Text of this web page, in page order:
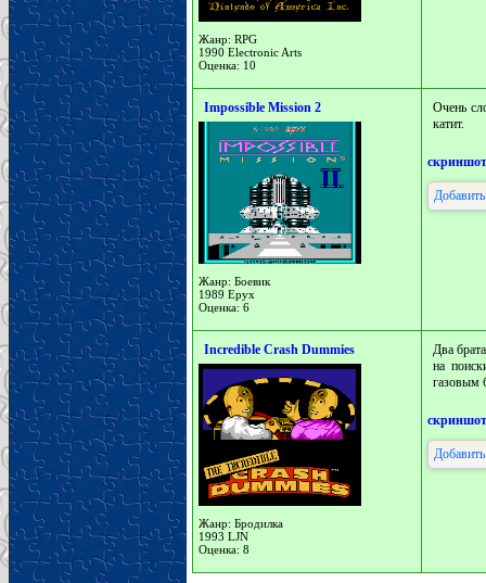
Жанр: RPG
1990 Electronic Arts
Оценка: 10
Impossible Mission 2
Жанр: Боевик
1989 Epyx
Оценка: 6
Очень
катит.
Incredible Crash Dummies
Жанр: Бродилка
1993 LJN
Оценка: 8
Два
на
газовым